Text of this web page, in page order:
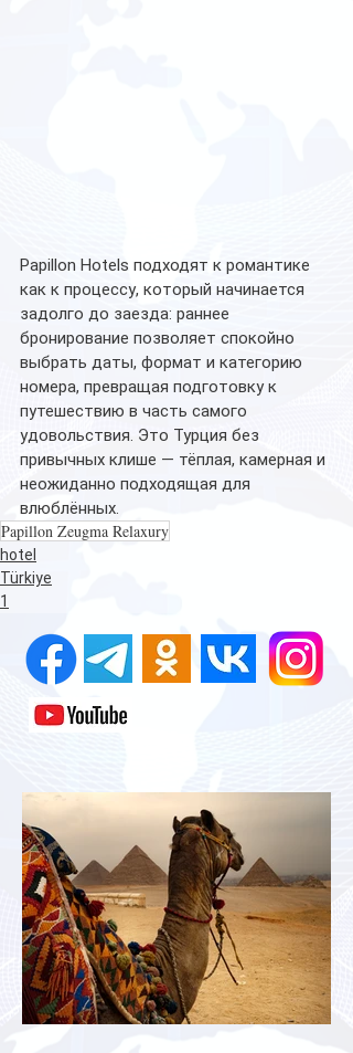
Papillon Hotels подходят к романтике
как к процессу, который начинается
задолго до заезда: раннее
бронирование позволяет спокойно
выбрать даты, формат и категорию
номера, превращая подготовку к
путешествию в часть самого
удовольствия. Это Турция без
привычных клише — тёплая, камерная и
неожиданно подходящая для
влюблённых.
Papillon Zeugma Relaxury
hotel
Türkiye
1